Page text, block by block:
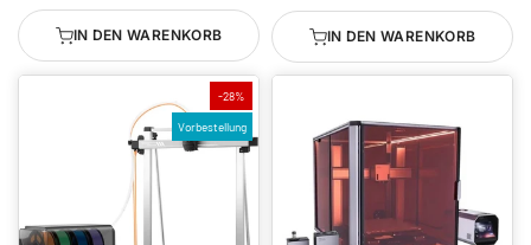
IN DEN WARENKORB IN DEN WARENKORB
-28%
Vorbestellung